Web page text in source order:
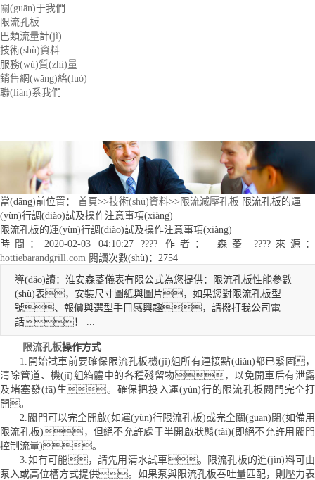
關(guān)于我們
限流孔板
巴類流量計(jì)
技術(shù)資料
服務(wù)質(zhì)量
銷售網(wǎng)絡(luò)
聯(lián)系我們
當(dāng)前位置： 首頁>>技術(shù)資料>> 限流減壓孔板 限流孔板的運
(yùn)行調(diào)試及操作注意事項(xiàng)
限流孔板的運(yùn)行調(diào)試及操作注意事項(xiàng)
時間：2020-02-03 04:10:27 ???? 作者： 森菱 ???? 來源：
hottiebarandgrill.com 閱讀次數(shù)：2754
導(dǎo)讀： 淮安森菱儀表有限公式為您提供：限流孔板性能參數
(shù)表，安裝尺寸圖紙與圖片，如果您對限流孔板型
號、報價與選型手冊感興趣，請撥打我公司電
話！ ...
限流孔板操作方式
1.開始試車前要確保限流孔板機(jī)組所有連接點(diǎn)都已緊固，
清除管道、機(jī)組箱體中的各種殘留物，以免開車后有泄露
及堵塞發(fā)生。確保把投入運(yùn)行的限流孔板閥門完全打
開。
2.閥門可以完全開啟(如運(yùn)行限流孔板)或完全關(guān)閉(如備用
限流孔板)，但絕不允許處于半開啟狀態(tài)(即絕不允許用閥門
控制流量)。
3.如有可能，請先用清水試車。限流孔板的進(jìn)料可由
泵入或高位槽方式提供。如果泵與限流孔板吞吐量匹配，則壓力表